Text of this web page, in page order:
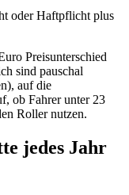
oder Haftpflicht plus
Preisunterschied
sind pauschal
auf die
ob Fahrer unter 23
Roller nutzen.
jedes Jahr